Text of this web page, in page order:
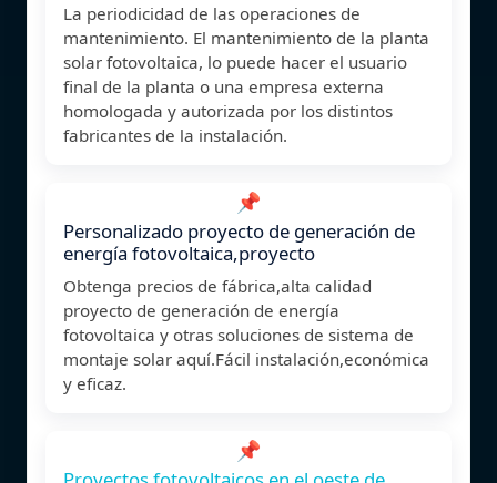
La periodicidad de las operaciones de
mantenimiento. El mantenimiento de la planta
solar fotovoltaica, lo puede hacer el usuario
final de la planta o una empresa externa
homologada y autorizada por los distintos
fabricantes de la instalación.
📌
Personalizado proyecto de generación de
energía fotovoltaica,proyecto
Obtenga precios de fábrica,alta calidad
proyecto de generación de energía
fotovoltaica y otras soluciones de sistema de
montaje solar aquí.Fácil instalación,económica
y eficaz.
📌